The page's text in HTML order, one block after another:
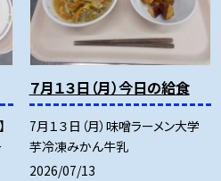
７月１３日（月）今日の給食
7月１３日（月）味噌ラーメン大学
芋冷凍みかん牛乳
2026/07/13